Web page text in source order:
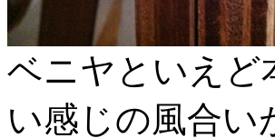
ベニヤといえど
い感じの風合い